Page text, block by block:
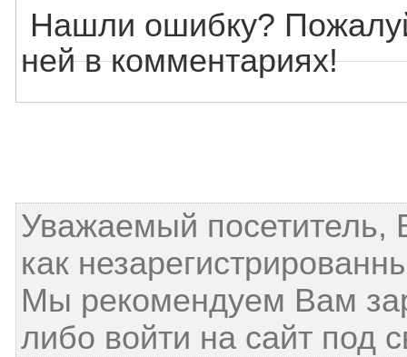
Нашли ошибку?
ней в комментариях!
Уважаемый посетитель,
как
Мы рекомендуем Вам
либо войти на сайт под